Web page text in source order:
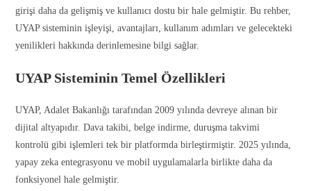
girişi daha da gelişmiş ve kullanıcı dostu bir hale gelmiştir. Bu rehber,
UYAP sisteminin işleyişi, avantajları, kullanım adımları ve gelecekteki
yenilikleri hakkında derinlemesine bilgi sağlar.
UYAP Sisteminin Temel Özellikleri
UYAP, Adalet Bakanlığı tarafından 2009 yılında devreye alınan bir
dijital altyapıdır. Dava takibi, belge indirme, duruşma takvimi
kontrolü gibi işlemleri tek bir platformda birleştirmiştir. 2025 yılında,
yapay zeka entegrasyonu ve mobil uygulamalarla birlikte daha da
fonksiyonel hale gelmiştir.